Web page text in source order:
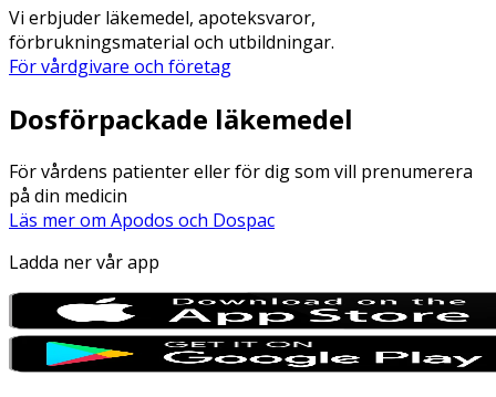
Vi erbjuder läkemedel, apoteksvaror,
förbrukningsmaterial och utbildningar.
För vårdgivare och företag
Dosförpackade läkemedel
För vårdens patienter eller för dig som vill prenumerera
på din medicin
Läs mer om Apodos och Dospac
Ladda ner vår app